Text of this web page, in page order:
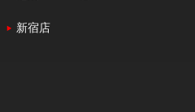
新宿店